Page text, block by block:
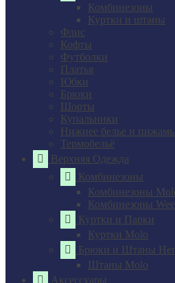
Комбинезоны
Куртки и штаны
Флис
Кофты
Футболки
Платья
Юбки
Брюки
Шорты
Купальники
Нижнее белье и
Термобельё
Верхняя Одежда
Комбинезоны
Комбинезоны
Комбинезоны
Куртки и Парки
Куртки Molo
Брюки и Штаны
Штаны Molo
Аксессуары